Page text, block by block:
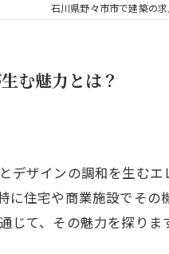
石川県野々市市で建築の
む魅力とは？
ザインの調和を生む
に住宅や商業施設でそ
て、その魅力を探りま